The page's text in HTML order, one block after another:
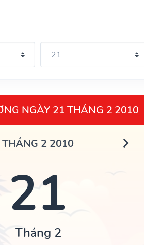
NGÀY 21 THÁNG 2 2010
THÁNG 2 2010
21
Tháng 2